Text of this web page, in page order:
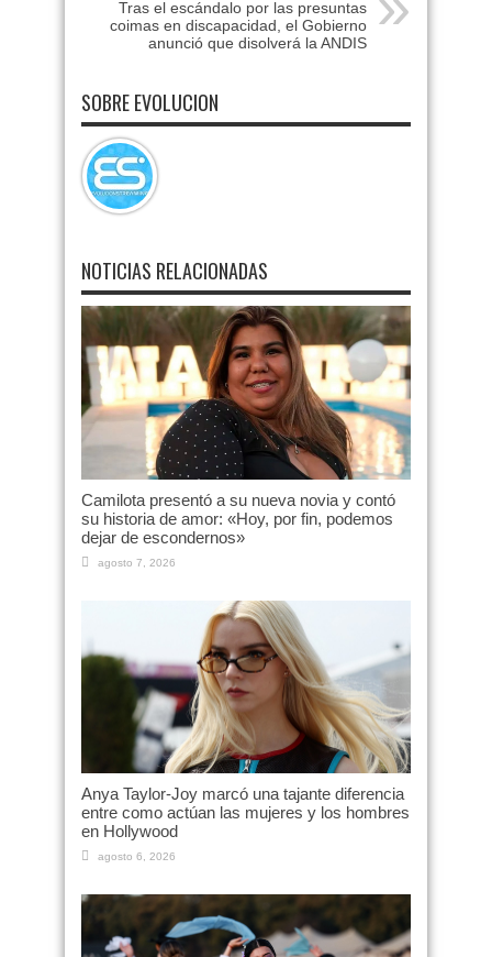
Tras el escándalo por las presuntas
coimas en discapacidad, el Gobierno
anunció que disolverá la ANDIS
SOBRE EVOLUCION
NOTICIAS RELACIONADAS
Camilota presentó a su nueva novia y contó
su historia de amor: «Hoy, por fin, podemos
dejar de escondernos»
agosto 7, 2026
Anya Taylor-Joy marcó una tajante diferencia
entre como actúan las mujeres y los hombres
en Hollywood
agosto 6, 2026